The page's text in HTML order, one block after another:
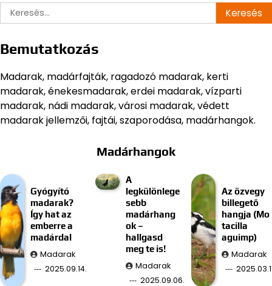
Keresés:
Bemutatkozás
Madarak, madárfajták, ragadozó madarak, kerti
madarak, énekesmadarak, erdei madarak, vízparti
madarak, nádi madarak, városi madarak, védett
madarak jellemzői, fajtái, szaporodása, madárhangok.
Madárhangok
Gyógyító
madarak?
Így hat az
emberre a
madárdal
Madarak
2025.09.14.
A
legkülönlege
sebb
madárhang
ok –
hallgasd
meg te is!
Madarak
2025.09.06.
Az özvegy
billegető
hangja (Mo
tacilla
aguimp)
Madarak